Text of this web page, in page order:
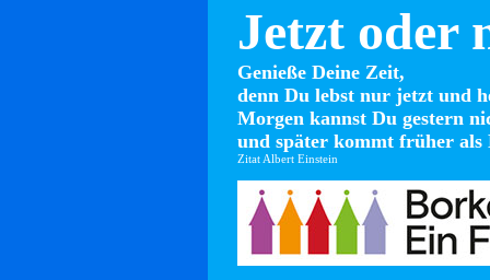
Jetzt oder
Genieße Deine Zeit,
denn Du lebst nur jetzt und
Morgen kannst Du gestern
und später kommt früher als
Zitat Albert Einstein